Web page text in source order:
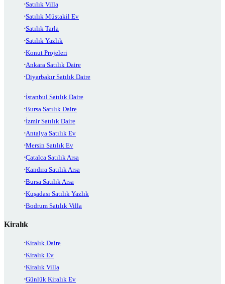
Satılık Villa
Satılık Müstakil Ev
Satılık Tarla
Satılık Yazlık
Konut Projeleri
Ankara Satılık Daire
Diyarbakır Satılık Daire
İstanbul Satılık Daire
Bursa Satılık Daire
İzmir Satılık Daire
Antalya Satılık Ev
Mersin Satılık Ev
Çatalca Satılık Arsa
Kandıra Satılık Arsa
Bursa Satılık Arsa
Kuşadası Satılık Yazlık
Bodrum Satılık Villa
Kiralık
Kiralık Daire
Kiralık Ev
Kiralık Villa
Günlük Kiralık Ev